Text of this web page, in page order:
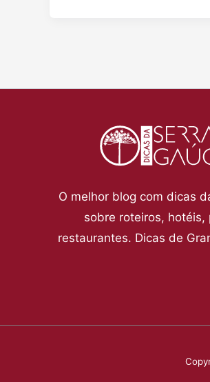
O melhor blog com dicas
sobre roteiros, hotéis,
restaurantes. Dicas de